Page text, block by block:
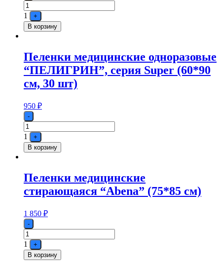
1
+
В корзину
Пеленки медицинские одноразовые
“ПЕЛИГРИН”, серия Super (60*90
см, 30 шт)
950 ₽
Quantity
-
1
+
В корзину
Пеленки медицинские
стирающаяся “Abena” (75*85 см)
1 850 ₽
Quantity
-
1
+
В корзину